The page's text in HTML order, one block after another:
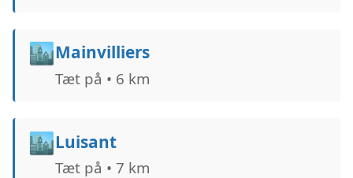
🏙️Mainvilliers
Tæt på • 6 km
🏙️Luisant
Tæt på • 7 km